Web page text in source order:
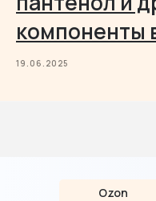
компоненты
19.06.2025
Ozon